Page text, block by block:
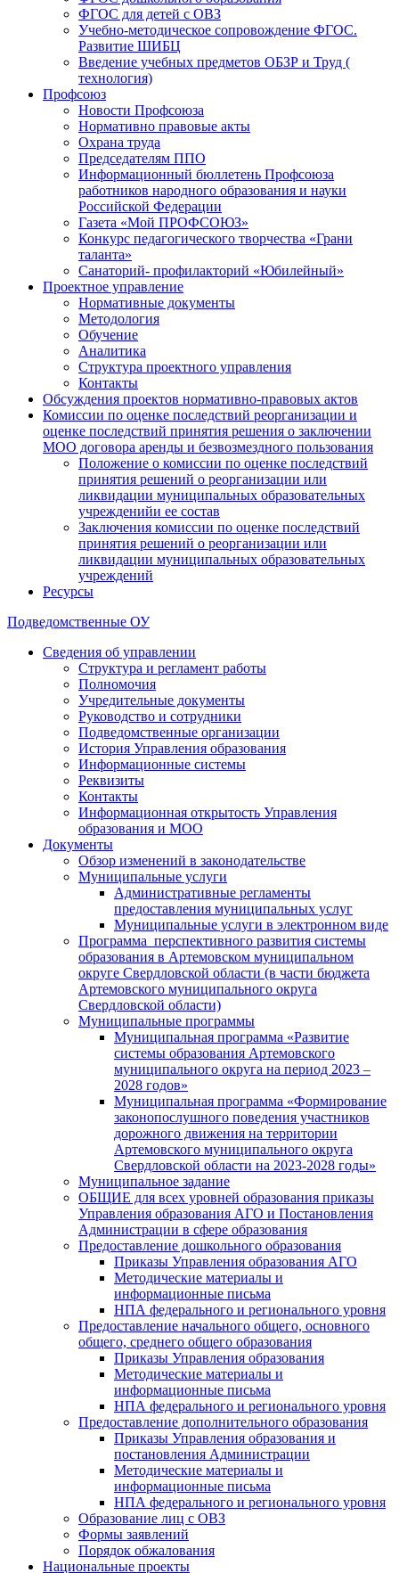
ФГОС для детей с ОВЗ
Учебно-методическое сопровождение ФГОС.
Развитие ШИБЦ
Введение учебных предметов ОБЗР и Труд (
технология)
Профсоюз
Новости Профсоюза
Нормативно правовые акты
Охрана труда
Председателям ППО
Информационный бюллетень Профсоюза
работников народного образования и науки
Российской Федерации
Газета «Мой ПРОФСОЮЗ»
Конкурс педагогического творчества «Грани
таланта»
Санаторий- профилакторий «Юбилейный»
Проектное управление
Нормативные документы
Методология
Обучение
Аналитика
Структура проектного управления
Контакты
Обсуждения проектов нормативно-правовых актов
Комиссии по оценке последствий реорганизации и
оценке последствий принятия решения о заключении
МОО договора аренды и безвозмездного пользования
Положение о комиссии по оценке последствий
принятия решений о реорганизации или
ликвидации муниципальных образовательных
учрежденийи ее состав
Заключения комиссии по оценке последствий
принятия решений о реорганизации или
ликвидации муниципальных образовательных
учреждений
Ресурсы
Подведомственные ОУ
Сведения об управлении
Структура и регламент работы
Полномочия
Учредительные документы
Руководство и сотрудники
Подведомственные организации
История Управления образования
Информационные системы
Реквизиты
Контакты
Информационная открытость Управления
образования и МОО
Документы
Обзор изменений в законодательстве
Муниципальные услуги
Административные регламенты
предоставления муниципальных услуг
Муниципальные услуги в электронном виде
Программа перспективного развития системы
образования в Артемовском муниципальном
округе Свердловской области (в части бюджета
Артемовского муниципального округа
Свердловской области)
Муниципальные программы
Муниципальная программа «Развитие
системы образования Артемовского
муниципального округа на период 2023 –
2028 годов»
Муниципальная программа «Формирование
законопослушного поведения участников
дорожного движения на территории
Артемовского муниципального округа
Свердловской области на 2023-2028 годы»
Муниципальное задание
ОБЩИЕ для всех уровней образования приказы
Управления образования АГО и Постановления
Администрации в сфере образования
Предоставление дошкольного образования
Приказы Управления образования АГО
Методические материалы и
информационные письма
НПА федерального и регионального уровня
Предоставление начального общего, основного
общего, среднего общего образования
Приказы Управления образования
Методические материалы и
информационные письма
НПА федерального и регионального уровня
Предоставление дополнительного образования
Приказы Управления образования и
постановления Администрации
Методические материалы и
информационные письма
НПА федерального и регионального уровня
Образование лиц с ОВЗ
Формы заявлений
Порядок обжалования
Национальные проекты